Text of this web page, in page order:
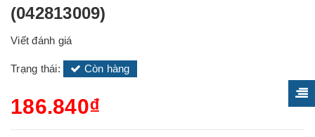
(042813009)
Viết đánh giá
Trạng thái: Còn hàng
186.840₫